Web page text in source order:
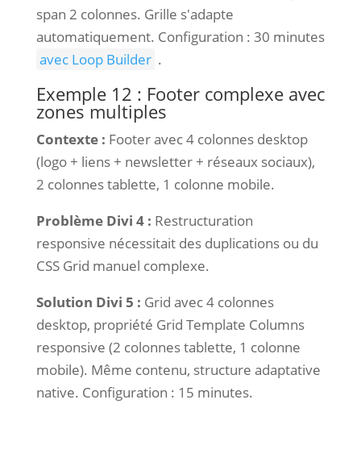
span 2 colonnes. Grille s'adapte
automatiquement. Configuration : 30 minutes
avec Loop Builder .
Exemple 12 : Footer complexe avec
zones multiples
Contexte : Footer avec 4 colonnes desktop
(logo + liens + newsletter + réseaux sociaux),
2 colonnes tablette, 1 colonne mobile.
Problème Divi 4 : Restructuration
responsive nécessitait des duplications ou du
CSS Grid manuel complexe.
Solution Divi 5 : Grid avec 4 colonnes
desktop, propriété Grid Template Columns
responsive (2 colonnes tablette, 1 colonne
mobile). Même contenu, structure adaptative
native. Configuration : 15 minutes.